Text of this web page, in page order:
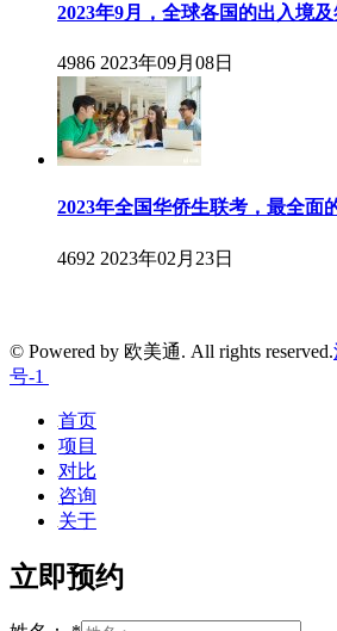
2023年9月，全球各国的出入境
4986 2023年09月08日
2023年全国华侨生联考，最全面
4692 2023年02月23日
© Powered by 欧美通. All rights reserved.
号-1
首页
项目
对比
咨询
关于
立即预约